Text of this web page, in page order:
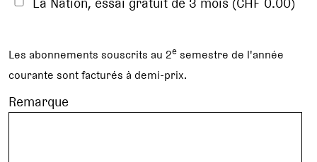
Les abonnements souscrits au 2e semestre de l'année
courante sont facturés à demi-prix.
Remarque